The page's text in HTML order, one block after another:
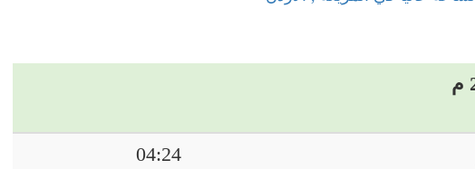
04:24